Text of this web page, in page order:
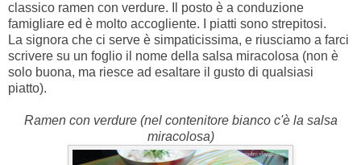
classico ramen con verdure. Il posto è a conduzione
famigliare ed è molto accogliente. I piatti sono strepitosi.
La signora che ci serve è simpaticissima, e riusciamo a farci
scrivere su un foglio il nome della salsa miracolosa (non è
solo buona, ma riesce ad esaltare il gusto di qualsiasi
piatto).
Ramen con verdure (nel contenitore bianco c'è la salsa
miracolosa)